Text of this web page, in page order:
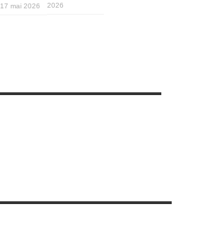
17 mai 2026
2026